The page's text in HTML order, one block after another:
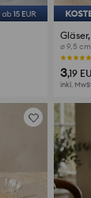
⌀ 9,5
Die
3,19
inkl.